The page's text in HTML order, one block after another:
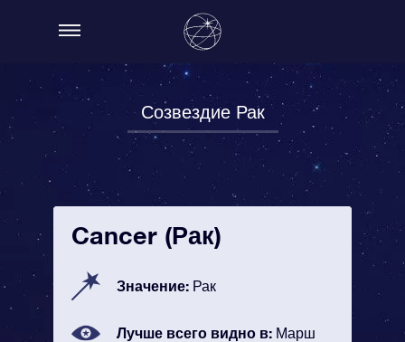
Созвездие Рак
Cancer (Рак)
Значение: Рак
Лучше всего видно в: Марш